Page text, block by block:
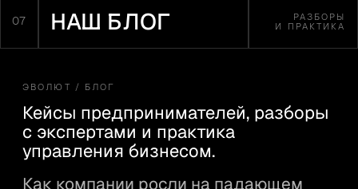
04
Клуб работает в условиях полной
кандидат проходит проверку службой
Проверка СБ